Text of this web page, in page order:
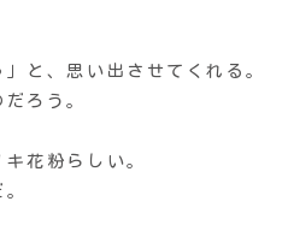
と、思い出させてくれる。
ろう。
花粉らしい。